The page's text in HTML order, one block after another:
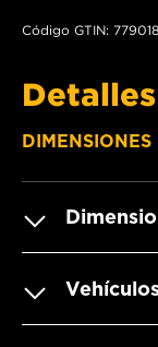
Código GTIN:
DIMENSIONES